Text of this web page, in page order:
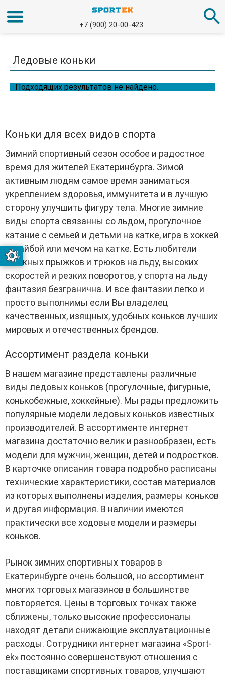
+7 (900) 20-00-423
Ледовые коньки
Подходящих результатов не найдено.
Коньки для всех видов спорта
Зимний спортивный сезон особое и радостное
время для жителей Екатеринбурга. Зимой
активным людям самое время заниматься
укреплением здоровья, иммунитета и в лучшую
сторону улучшить фигуру тела. Многие зимние
виды спорта связанны со льдом, прогулочное
катание с семьей и детьми на катке, игра в хоккей
с шайбой или мечом на катке. Есть любители
сложных прыжков и трюков на льду, высоких
скоростей и резких поворотов, у спорта на льду
фантазия безгранична. И все фантазии легко и
просто выполнимы если Вы владелец
качественных, изящных, удобных коньков лучших
мировых и отечественных брендов.
Ассортимент раздела коньки
В нашем магазине представлены различные
виды ледовых коньков (прогулочные, фигурные,
конькобежные, хоккейные). Мы рады предложить
популярные модели ледовых коньков известных
производителей. В ассортименте интернет
магазина достаточно велик и разнообразен, есть
модели для мужчин, женщин, детей и подростков.
В карточке описания товара подробно расписаны
технические характеристики, состав материалов
из которых выполнены изделия, размеры коньков
и другая информация. В наличии имеются
практически все ходовые модели и размеры
коньков.
Рынок зимних спортивных товаров в
Екатеринбурге очень большой, но ассортимент
многих торговых магазинов в большинстве
повторяется. Цены в торговых точках также
сближены, только высокие профессионалы
находят детали снижающие эксплуатационные
расходы. Сотрудники интернет магазина «Sport-
ek» постоянно совершенствуют отношения с
поставщиками спортивных товаров, улучшают